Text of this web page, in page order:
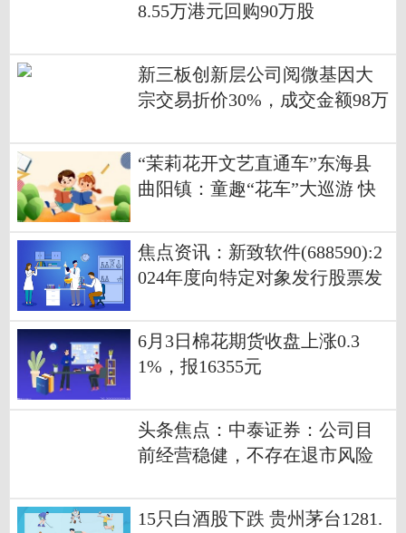
8.55万港元回购90万股
新三板创新层公司阅微基因大
宗交易折价30%，成交金额98万
“茉莉花开文艺直通车”东海县
曲阳镇：童趣“花车”大巡游 快
焦点资讯：新致软件(688590):2
024年度向特定对象发行股票发
6月3日棉花期货收盘上涨0.3
1%，报16355元
头条焦点：中泰证券：公司目
前经营稳健，不存在退市风险
15只白酒股下跌 贵州茅台1281.